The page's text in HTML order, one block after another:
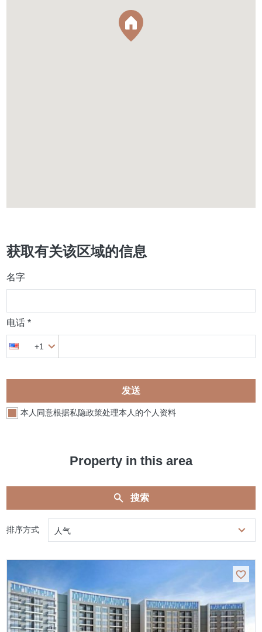
获取有关该区域的信息
名字
电话 *
+1
发送
本人同意根据私隐政策处理本人的个人资料
Property in this area
搜索
排序方式 人气